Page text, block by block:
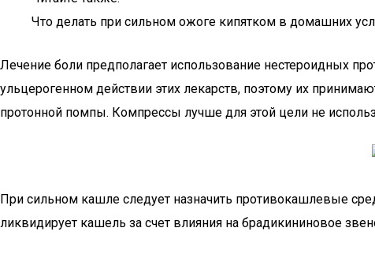
Что делать при сильном ожоге кипятком в домашних
Лечение боли предполагает использование нестероидных
ульцерогенном действии этих лекарств, поэтому их
протонной помпы. Компрессы лучше для этой цели не
При сильном кашле следует назначить противокашлевые
ликвидирует кашель за счет влияния на брадикининовое